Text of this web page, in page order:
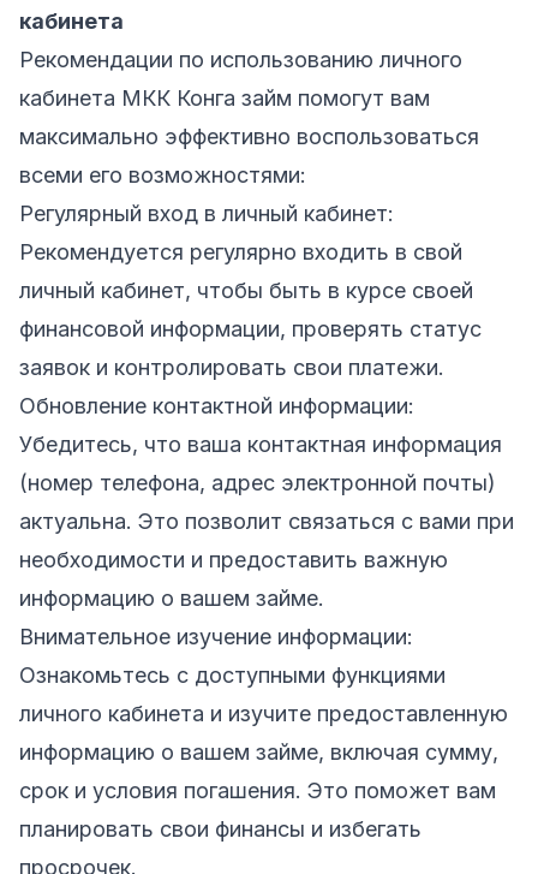
кабинета
Рекомендации по использованию личного
кабинета МКК Конга займ помогут вам
максимально эффективно воспользоваться
всеми его возможностями:
Регулярный вход в личный кабинет:
Рекомендуется регулярно входить в свой
личный кабинет, чтобы быть в курсе своей
финансовой информации, проверять статус
заявок и контролировать свои платежи.
Обновление контактной информации:
Убедитесь, что ваша контактная информация
(номер телефона, адрес электронной почты)
актуальна. Это позволит связаться с вами при
необходимости и предоставить важную
информацию о вашем займе.
Внимательное изучение информации:
Ознакомьтесь с доступными функциями
личного кабинета и изучите предоставленную
информацию о вашем займе, включая сумму,
срок и условия погашения. Это поможет вам
планировать свои финансы и избегать
просрочек.